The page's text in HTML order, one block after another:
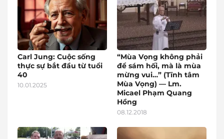
Carl Jung: Cuộc sống
thực sự bắt đầu từ tuổi
40
10.01.2025
“Mùa Vọng không phải
để sám hối, mà là mùa
mừng vui…” (Tĩnh tâm
Mùa Vọng) — Lm.
Micael Phạm Quang
Hồng
08.12.2018